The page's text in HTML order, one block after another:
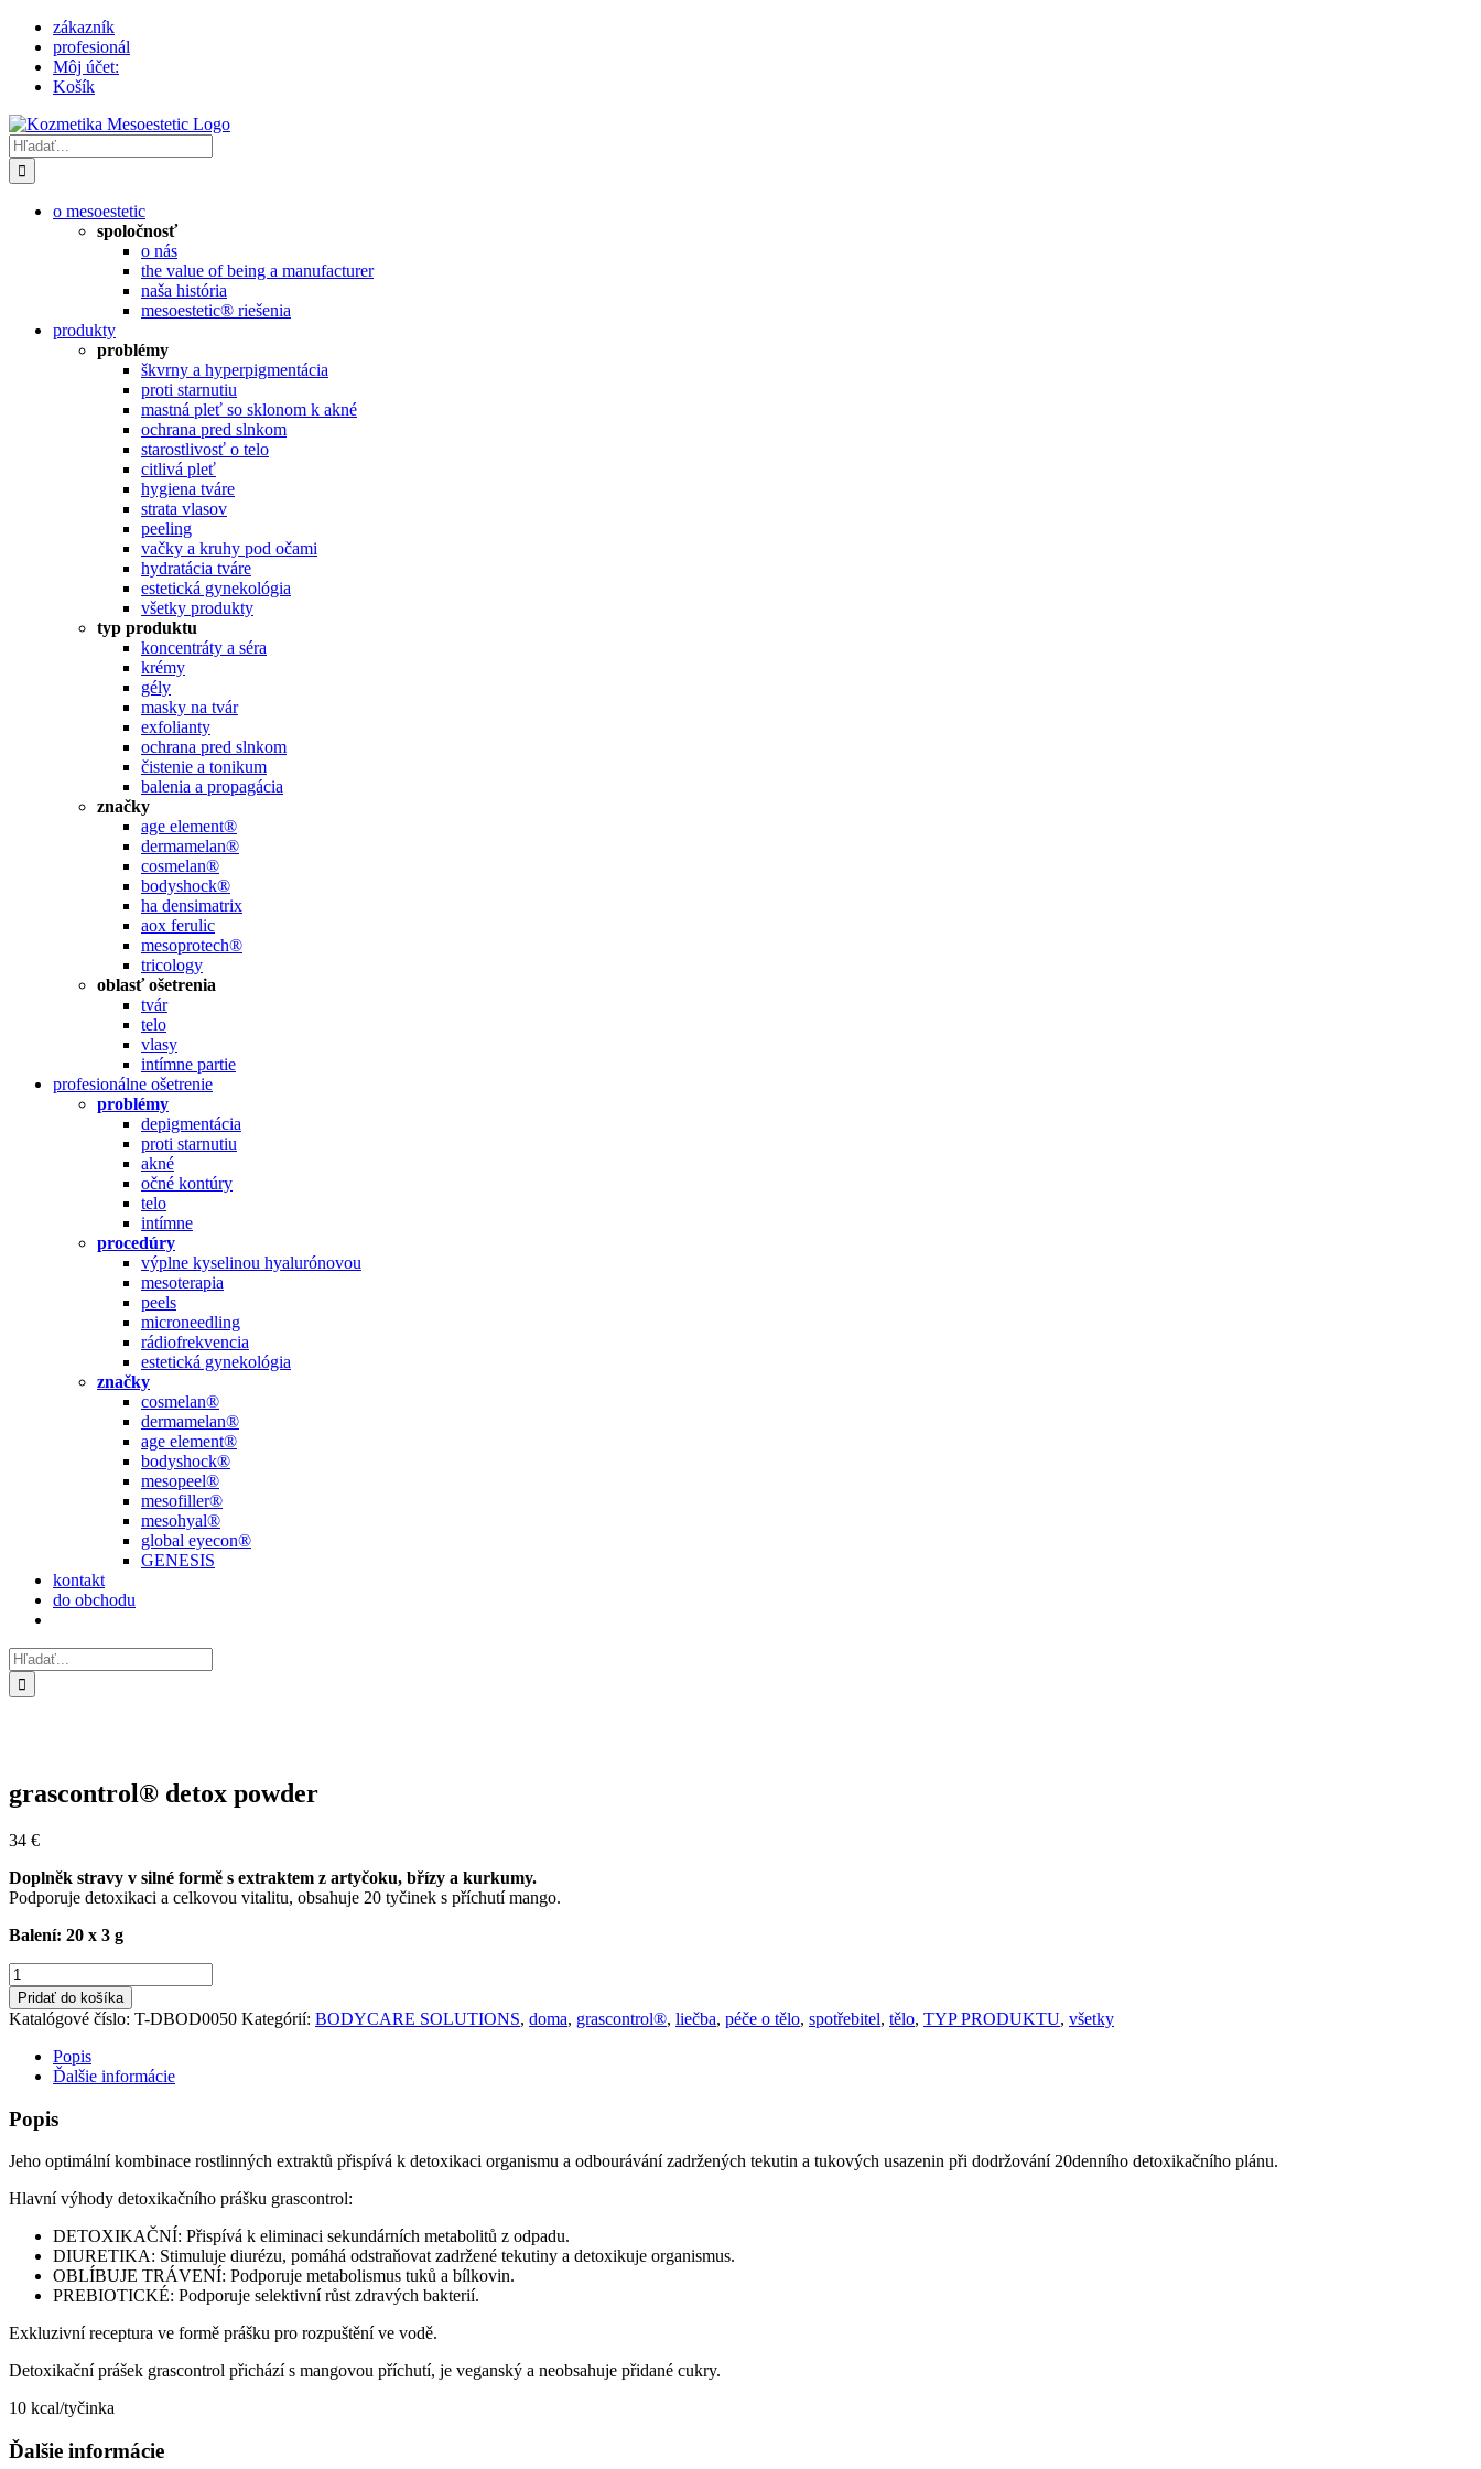
Skip
content
zákazník
profesionál
Môj účet:
Košík
Hľadať:
o mesoestetic
spoločnosť
o nás
the value of being a manufacturer
naša história
mesoestetic® riešenia
produkty
problémy
škvrny a hyperpigmentácia
proti starnutiu
mastná pleť so sklonom k ​​akné
ochrana pred slnkom
starostlivosť o telo
citlivá pleť
hygiena tváre
strata vlasov
peeling
vačky a kruhy pod očami
hydratácia tváre
estetická gynekológia
všetky produkty
typ produktu
koncentráty a séra
krémy
gély
masky na tvár
exfolianty
ochrana pred slnkom
čistenie a tonikum
balenia a propagácia
značky
age element®
dermamelan®
cosmelan®
bodyshock®
ha densimatrix
aox ferulic
mesoprotech®
tricology
oblasť ošetrenia
tvár
telo
vlasy
intímne partie
profesionálne ošetrenie
problémy
depigmentácia
proti starnutiu
akné
očné kontúry
telo
intímne
procedúry
výplne kyselinou hyalurónovou
mesoterapia
peels
microneedling
rádiofrekvencia
estetická gynekológia
značky
cosmelan®
dermamelan®
age element®
bodyshock®
mesopeel®
mesofiller®
mesohyal®
global eyecon®
GENESIS
kontakt
do obchodu
Hľadať:
grascontrol® detox powder
34 €
Doplněk stravy v silné formě s extraktem z artyčoku, břízy a kurkumy.
Podporuje detoxikaci a celkovou vitalitu, obsahuje 20 tyčinek s příchutí mango.
Balení: 20 x 3 g
množstvo
grascontrol®
detox
powder
Pridať do košíka
Katalógové číslo: T-DBOD0050 Kategórií: BODYCARE SOLUTIONS, doma, grascontrol®, liečba, péče o tělo, spotřebitel, tělo, TYP PRODUKTU, všetky
Popis
Ďalšie informácie
Popis
Jeho optimální kombinace rostlinných extraktů přispívá k detoxikaci organismu a odbourávání zadržených tekutin a tukových usazenin při dodržování 20denního detoxikačního plánu.
Hlavní výhody detoxikačního prášku grascontrol:
DETOXIKAČNÍ: Přispívá k eliminaci sekundárních metabolitů z odpadu.
DIURETIKA: Stimuluje diurézu, pomáhá odstraňovat zadržené tekutiny a detoxikuje organismus.
OBLÍBUJE TRÁVENÍ: Podporuje metabolismus tuků a bílkovin.
PREBIOTICKÉ: Podporuje selektivní růst zdravých bakterií.
Exkluzivní receptura ve formě prášku pro rozpuštění ve vodě.
Detoxikační prášek grascontrol přichází s mangovou příchutí, je veganský a neobsahuje přidané cukry.
10 kcal/tyčinka
Ďalšie informácie